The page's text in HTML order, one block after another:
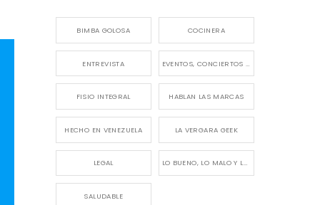
BIMBA GOLOSA COCINERA
ENTREVISTA
FISIO INTEGRAL HABLAN LAS MARCAS
HECHO EN VENEZUELA LA VERGARA GEEK
LEGAL LO BUENO, LO MALO Y LO FEO
SALUDABLE